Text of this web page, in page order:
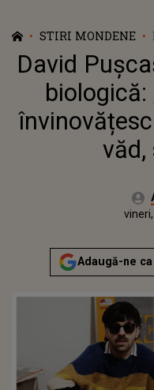
STIRI MONDENE
David
biologică:
văd,
Adaugă-ne